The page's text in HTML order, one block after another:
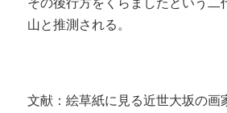
山と推測される。
文献：絵草紙に見る近世大坂の